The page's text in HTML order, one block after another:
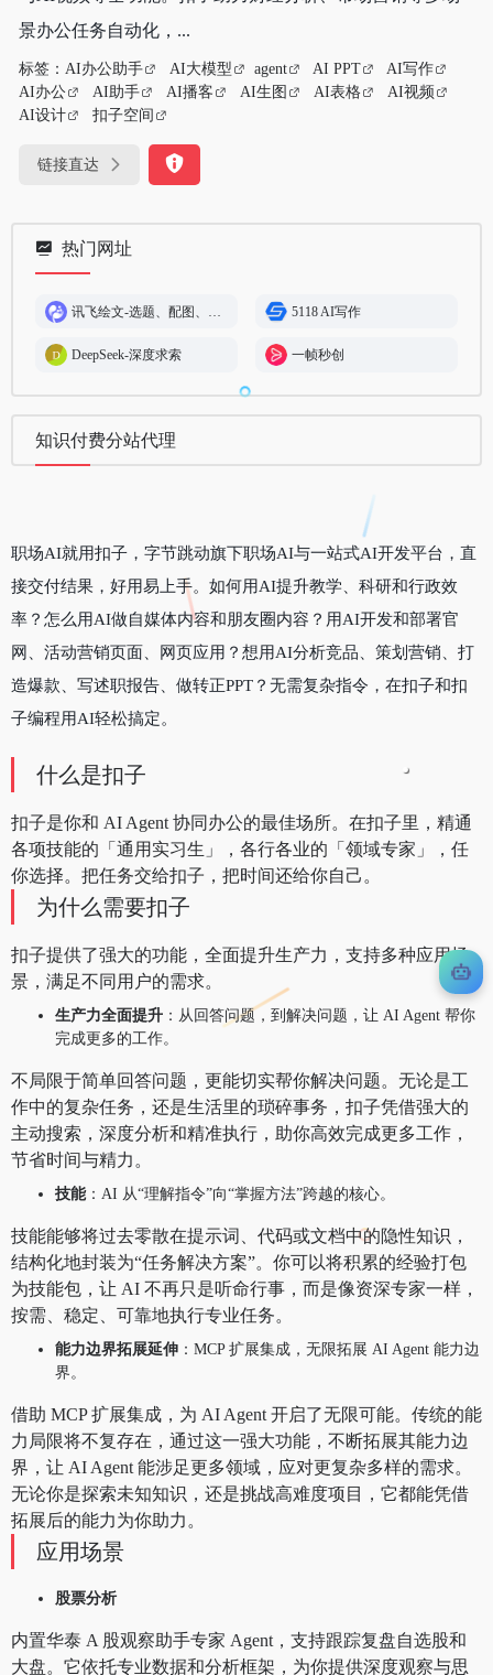
景办公任务自动化，...
标签： AI办公助手 AI大模型 agent AI PPT
AI写作
AI办公
AI助手 AI播客 AI生图 AI表格
AI视频
AI设计
扣子空间
链接直达
热门网址
5118 AI写作
DeepSeek-深度求索 一帧秒创
知识付费分站代理
职场AI就用扣子，字节跳动旗下职场AI与一站式AI开发平台，直
接交付结果，好用易上手。如何用AI提升教学、科研和行政效
率？怎么用AI做自媒体内容和朋友圈内容？用AI开发和部署官
网、活动营销页面、网页应用？想用AI分析竞品、策划营销、打
造爆款、写述职报告、做转正PPT？无需复杂指令，在扣子和扣
子编程用AI轻松搞定。
什么是扣子
扣子是你和 AI Agent 协同办公的最佳场所。在扣子里，精通
各项技能的「通用实习生」，各行各业的「领域专家」，任
你选择。把任务交给扣子，把时间还给你自己。
为什么需要扣子
扣子提供了强大的功能，全面提升生产力，支持多种应用场
景，满足不同用户的需求。
生产力全面提升 ：从回答问题，到解决问题，让 AI Agent 帮你
完成更多的工作。
不局限于简单回答问题，更能切实帮你解决问题。无论是工
作中的复杂任务，还是生活里的琐碎事务，扣子凭借强大的
主动搜索，深度分析和精准执行，助你高效完成更多工作，
节省时间与精力。
技能：AI 从“理解指令”向“掌握方法”跨越的核心。
技能能够将过去零散在提示词、代码或文档中的隐性知识，
结构化地封装为“任务解决方案”。你可以将积累的经验打包
为技能包，让 AI 不再只是听命行事，而是像资深专家一样，
按需、稳定、可靠地执行专业任务。
能力边界拓展延伸 ：MCP 扩展集成，无限拓展 AI Agent 能力边
界。
借助 MCP 扩展集成，为 AI Agent 开启了无限可能。传统的能
力局限将不复存在，通过这一强大功能，不断拓展其能力边
界，让 AI Agent 能涉足更多领域，应对更复杂多样的需求。
无论你是探索未知知识，还是挑战高难度项目，它都能凭借
拓展后的能力为你助力。
应用场景
股票分析
内置华泰 A 股观察助手专家 Agent，支持跟踪复盘自选股和
大盘。它依托专业数据和分析框架，为你提供深度观察与思